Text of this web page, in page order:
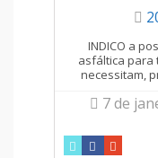
INDICO a
asfáltica para
necessitam,
7 de